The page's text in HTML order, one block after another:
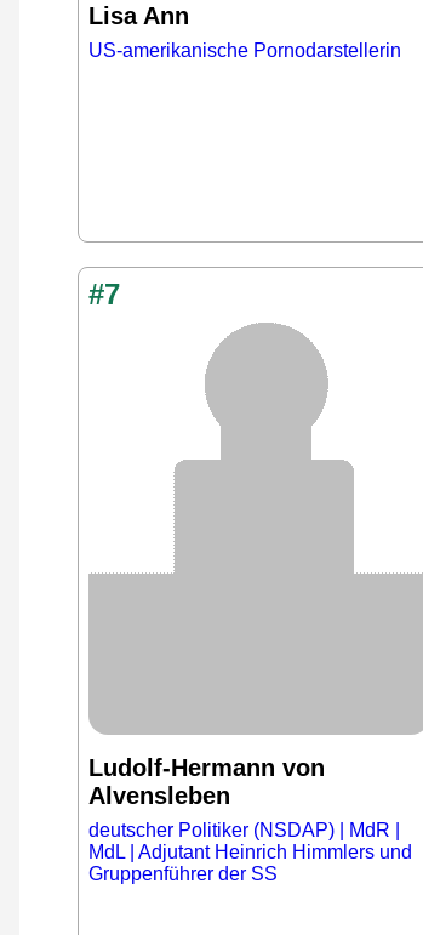
Lisa Ann
US-amerikanische Pornodarstellerin
#7
Ludolf-Hermann von
Alvensleben
deutscher Politiker (NSDAP) | MdR |
MdL | Adjutant Heinrich Himmlers und
Gruppenführer der SS